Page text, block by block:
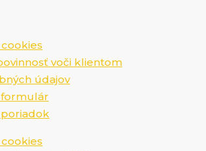
voči klientom
údajov